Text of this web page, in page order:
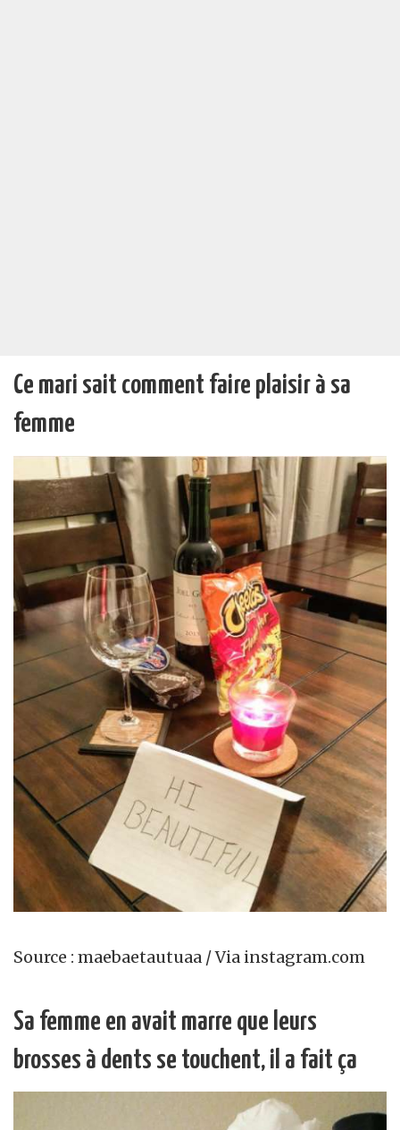
Ce mari sait comment faire plaisir à sa
femme
Source : maebaetautuaa / Via instagram.com
Sa femme en avait marre que leurs
brosses à dents se touchent, il a fait ça